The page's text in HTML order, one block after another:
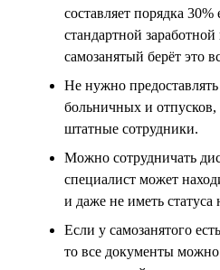
составляет порядка
стандартной
самозанятый берёт это
Не нужно
больничных и
штатные сотрудники.
Можно сотрудничать
специалист может
и даже не иметь статуса
Если у самозанятого
то все документы